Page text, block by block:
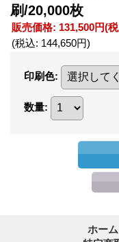
刷/20,000枚
販売価格: 131,500円(
(税込: 144,650円)
印刷色:
数量:
ホーム